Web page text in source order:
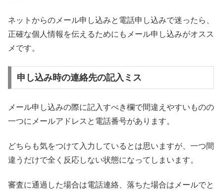
ネットからのメール申し込みと電話申し込みで迷ったら、
正確な個人情報を伝えるためにもメール申し込みがオスス
メです。
申し込み時の連絡先の記入ミス
メール申し込みの際に記入すべき欄で間違えやすいものの
一つにメールアドレスと電話番号があります。
どちらも気をつけて入力しているとは思いますが、一つ間
違うだけで全く反応しない状態になってしまいます。
審査に通過した場合は電話連絡、落ちた場合はメールでと